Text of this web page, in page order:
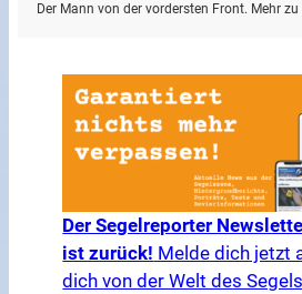
Der Mann von der vordersten Front. Mehr
Der Segelreporter
ist zurück! Melde dich jetzt
dich von der Welt des